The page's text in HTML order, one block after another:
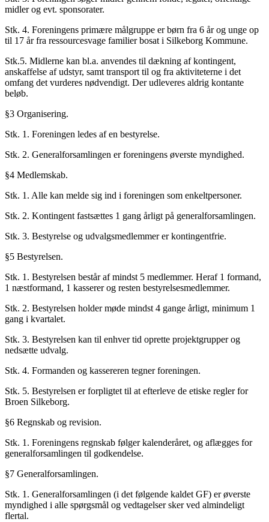
midler og evt. sponsorater.
Stk. 4. Foreningens primære målgruppe er børn fra 6 år og unge op
til 17 år fra ressourcesvage familier bosat i Silkeborg Kommune.
Stk.5. Midlerne kan bl.a. anvendes til dækning af kontingent,
anskaffelse af udstyr, samt transport til og fra aktiviteterne i det
omfang det vurderes nødvendigt. Der udleveres aldrig kontante
beløb.
§3 Organisering.
Stk. 1. Foreningen ledes af en bestyrelse.
Stk. 2. Generalforsamlingen er foreningens øverste myndighed.
§4 Medlemskab.
Stk. 1. Alle kan melde sig ind i foreningen som enkeltpersoner.
Stk. 2. Kontingent fastsættes 1 gang årligt på generalforsamlingen.
Stk. 3. Bestyrelse og udvalgsmedlemmer er kontingentfrie.
§5 Bestyrelsen.
Stk. 1. Bestyrelsen består af mindst 5 medlemmer. Heraf 1 formand,
1 næstformand, 1 kasserer og resten bestyrelsesmedlemmer.
Stk. 2. Bestyrelsen holder møde mindst 4 gange årligt, minimum 1
gang i kvartalet.
Stk. 3. Bestyrelsen kan til enhver tid oprette projektgrupper og
nedsætte udvalg.
Stk. 4. Formanden og kassereren tegner foreningen.
Stk. 5. Bestyrelsen er forpligtet til at efterleve de etiske regler for
Broen Silkeborg.
§6 Regnskab og revision.
Stk. 1. Foreningens regnskab følger kalenderåret, og aflægges for
generalforsamlingen til godkendelse.
§7 Generalforsamlingen.
Stk. 1. Generalforsamlingen (i det følgende kaldet GF) er øverste
myndighed i alle spørgsmål og vedtagelser sker ved almindeligt
flertal.